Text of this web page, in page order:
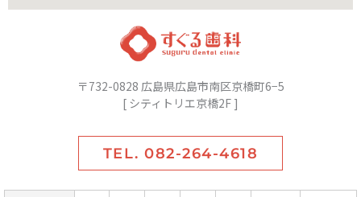
〒732-0828 広島県広島市南区京橋町6−5
[ シティトリエ京橋2F ]
TEL. 082-264-4618